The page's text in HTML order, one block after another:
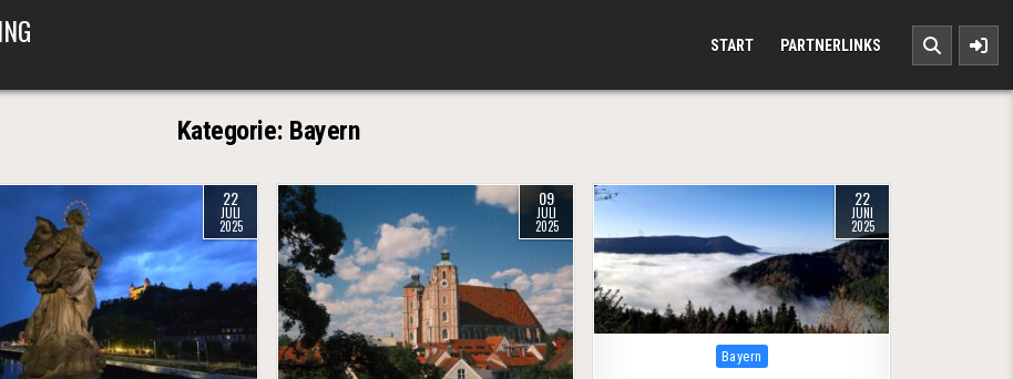
START PARTNERLINKS
Kategorie: Bayern
22
JULI
2025
09
JULI
2025
22
JUNI
2025
Posted in
Bayern